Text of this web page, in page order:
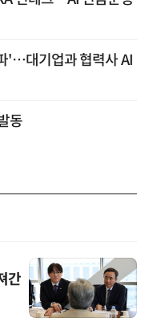
'…대기업과 협력사 AI
동
간